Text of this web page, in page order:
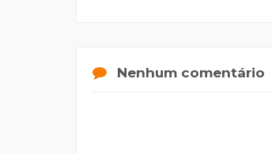
Nenhum comentário